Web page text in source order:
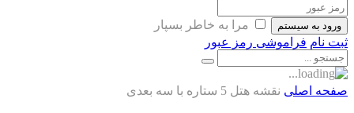
ورود به سیستم
مرا به خاطر بسپار
ثبت نام فراموشی رمز عبور
صفحه اصلی نقشه هتل 5 ستاره با سه بعدی